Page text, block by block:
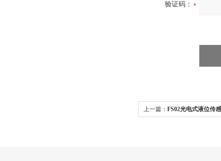
验证码：
上一篇： FS02光电式液位传